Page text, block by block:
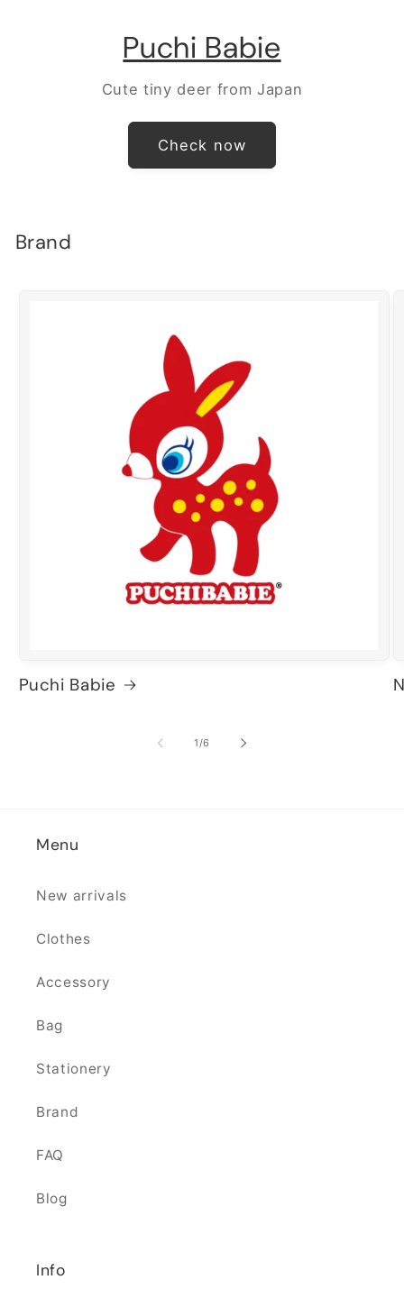
Puchi Babie
Cute tiny deer from Japan
Check now
Brand
Puchi Babie
1/の
6
Menu
New arrivals
Clothes
Accessory
Bag
Stationery
Brand
FAQ
Blog
Info